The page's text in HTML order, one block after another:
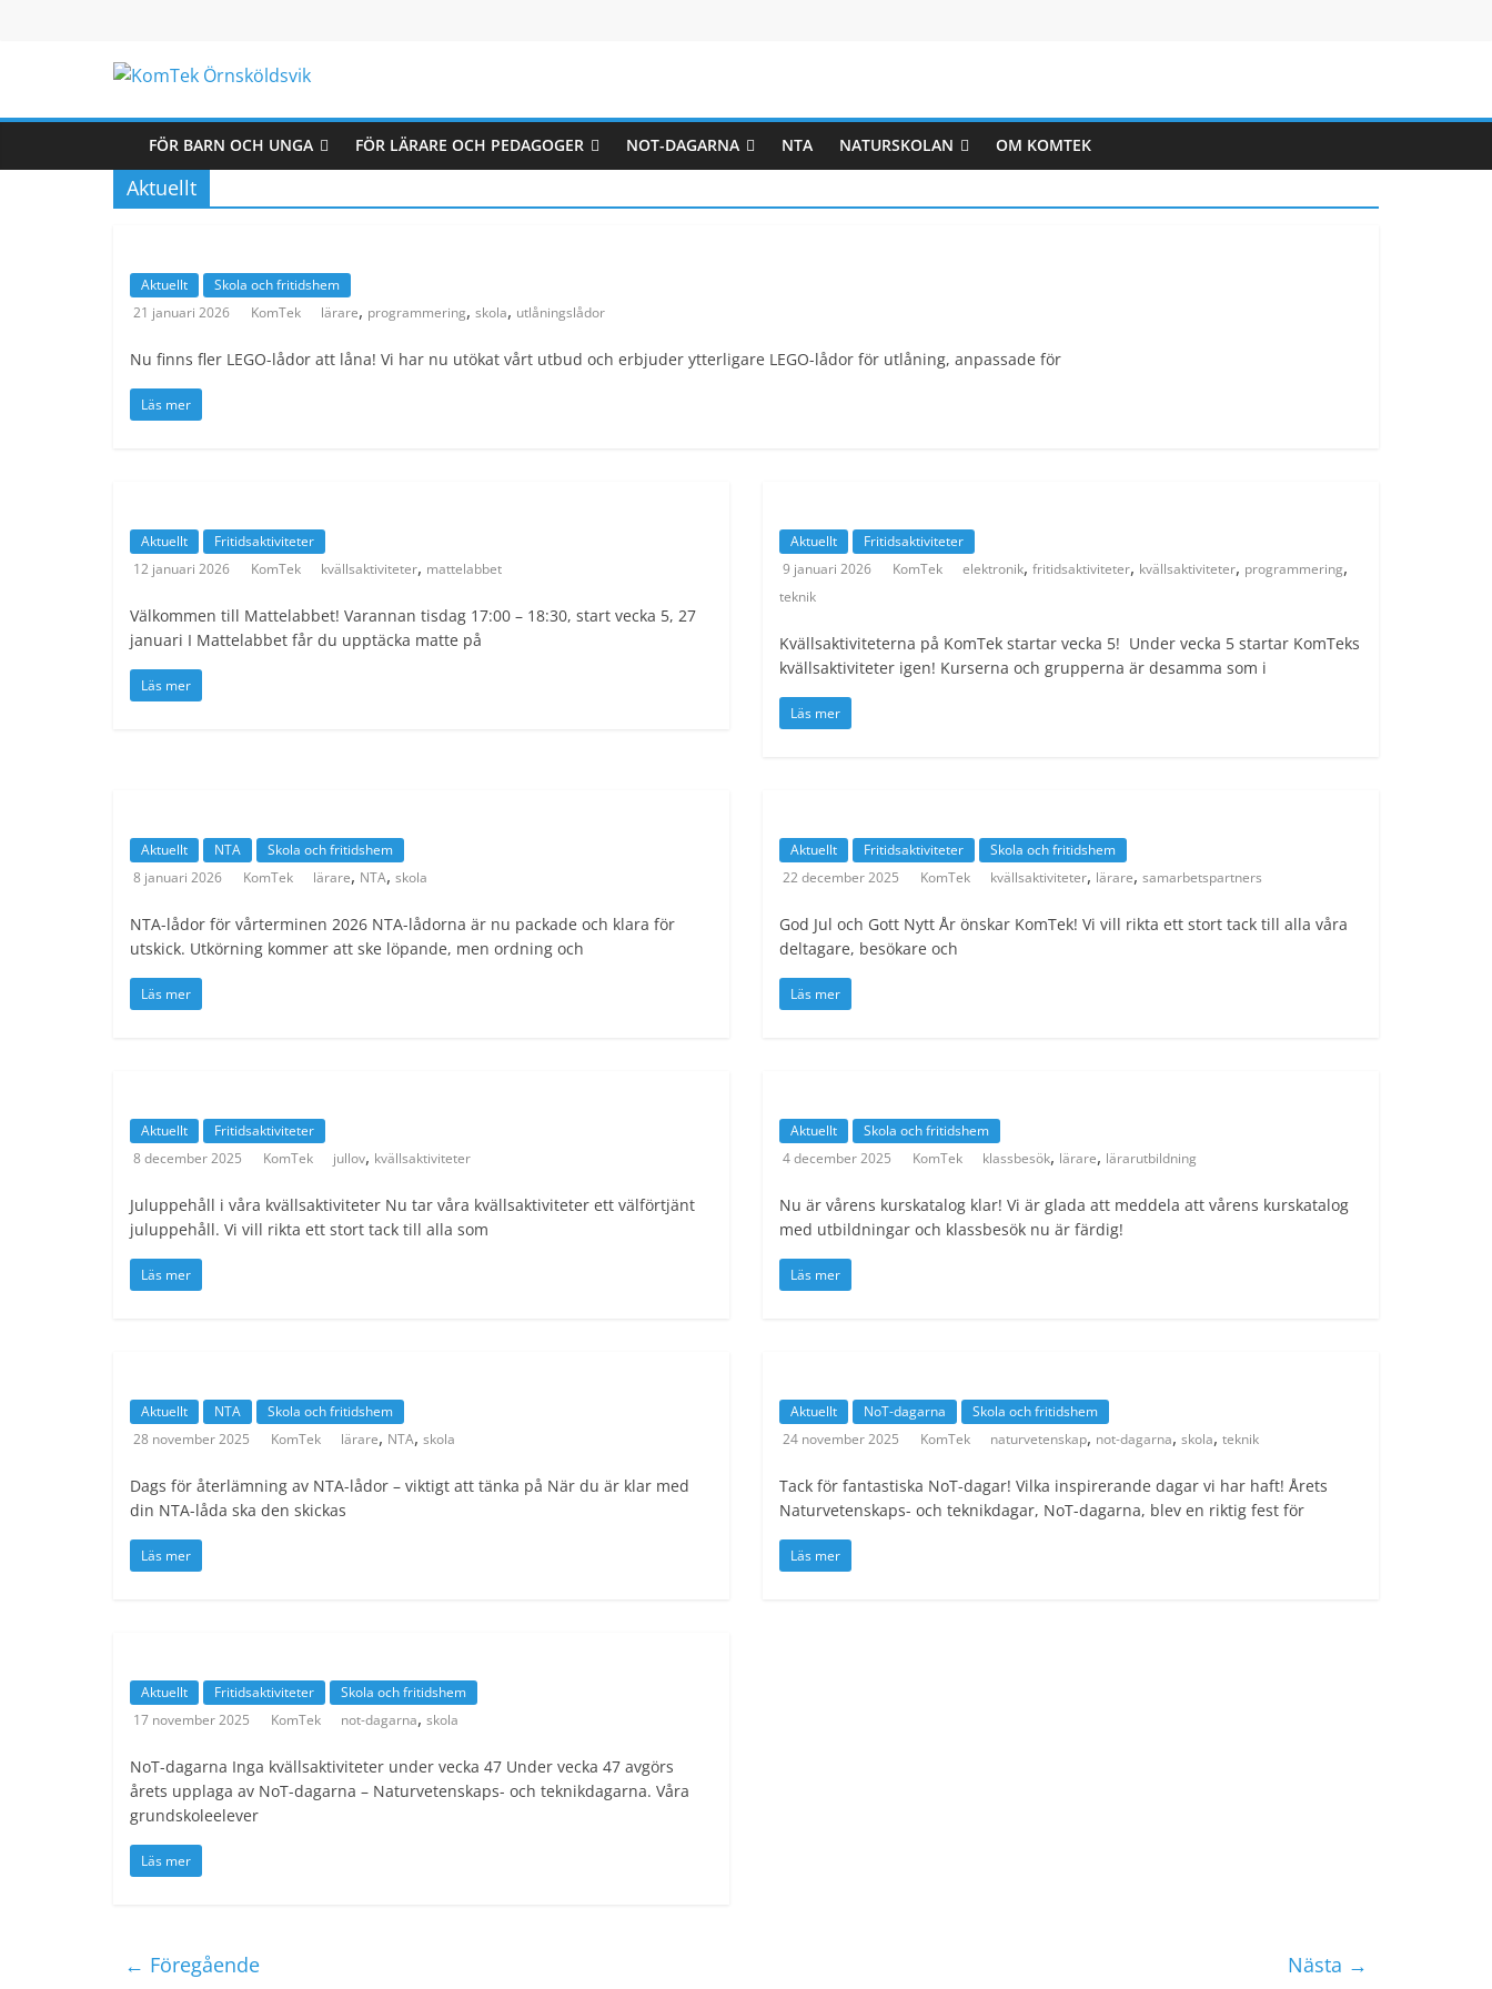
KomTek
Örnsköldsvik
Teknikinspiration
och
unga
FÖR BARN OCH UNGA FÖR LÄRARE OCH PEDAGOGER NOT-DAGARNA NTA NATURSKOLAN OM KOMTEK
Aktuellt
Aktuellt
Skola och fritidshem
21 januari 2026
KomTek lärare, programmering, skola, utlåningslådor
Nu finns fler LEGO-lådor att låna! Vi har nu utökat vårt utbud och erbjuder ytterligare LEGO-lådor för utlåning, anpassade för
Läs mer
Aktuellt
Fritidsaktiviteter
12 januari 2026
KomTek kvällsaktiviteter, mattelabbet
Välkommen till Mattelabbet! Varannan tisdag 17:00 – 18:30, start vecka 5, 27
januari I Mattelabbet får du upptäcka matte på
Läs mer
Aktuellt
Fritidsaktiviteter
9 januari 2026
KomTek elektronik, fritidsaktiviteter, kvällsaktiviteter, programmering,
teknik
Kvällsaktiviteterna på KomTek startar vecka 5! Under vecka 5 startar KomTeks
kvällsaktiviteter igen! Kurserna och grupperna är desamma som i
Läs mer
Aktuellt NTA
Skola och fritidshem
8 januari 2026
KomTek lärare, NTA, skola
NTA-lådor för vårterminen 2026 NTA-lådorna är nu packade och klara för
utskick. Utkörning kommer att ske löpande, men ordning och
Läs mer
Aktuellt Fritidsaktiviteter
Skola och fritidshem
22 december 2025
KomTek kvällsaktiviteter, lärare, samarbetspartners
God Jul och Gott Nytt År önskar KomTek! Vi vill rikta ett stort tack till alla våra
deltagare, besökare och
Läs mer
Aktuellt
Fritidsaktiviteter
8 december 2025
KomTek jullov, kvällsaktiviteter
Juluppehåll i våra kvällsaktiviteter Nu tar våra kvällsaktiviteter ett välförtjänt
juluppehåll. Vi vill rikta ett stort tack till alla som
Läs mer
Aktuellt
Skola och fritidshem
4 december 2025
KomTek klassbesök, lärare, lärarutbildning
Nu är vårens kurskatalog klar! Vi är glada att meddela att vårens kurskatalog
med utbildningar och klassbesök nu är färdig!
Läs mer
Aktuellt NTA
Skola och fritidshem
28 november 2025
KomTek lärare, NTA, skola
Dags för återlämning av NTA-lådor – viktigt att tänka på När du är klar med
din NTA-låda ska den skickas
Läs mer
Aktuellt NoT-dagarna
Skola och fritidshem
24 november 2025
KomTek naturvetenskap, not-dagarna, skola, teknik
Tack för fantastiska NoT-dagar! Vilka inspirerande dagar vi har haft! Årets
Naturvetenskaps- och teknikdagar, NoT-dagarna, blev en riktig fest för
Läs mer
Aktuellt Fritidsaktiviteter
Skola och fritidshem
17 november 2025
KomTek not-dagarna, skola
NoT-dagarna Inga kvällsaktiviteter under vecka 47 Under vecka 47 avgörs
årets upplaga av NoT-dagarna – Naturvetenskaps- och teknikdagarna. Våra
grundskoleelever
Läs mer
← Föregående Nästa →